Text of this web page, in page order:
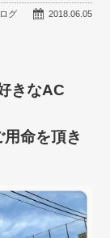
2018.06.05
グ
きなAC
命を頂き